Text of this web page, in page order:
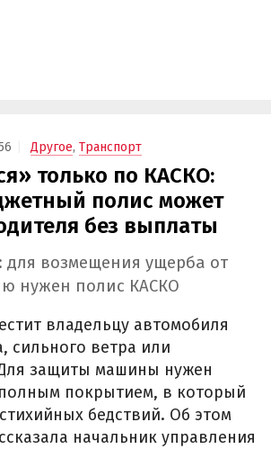
Другое, Транспорт
только по КАСКО:
полис может
без выплаты
для возмещения ущерба от
нужен полис КАСКО
владельцу автомобиля
сильного ветра или
защиты машины нужен
покрытием, в который
бедствий. Об этом
начальник управления